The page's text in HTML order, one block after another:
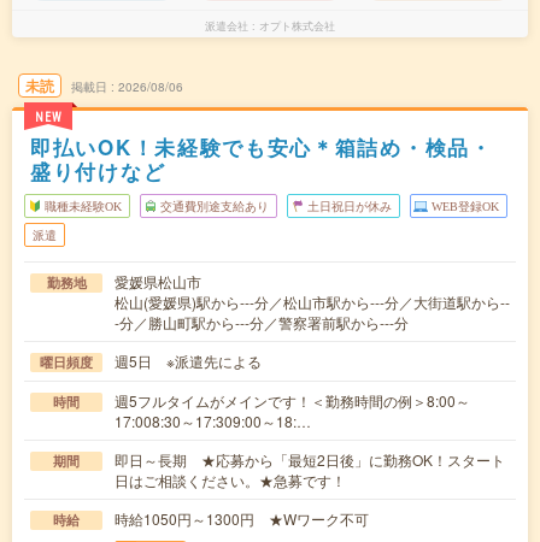
派遣会社 オプト株式会社
未読
NEW
掲載日 2026/08/06
即払いOK！未経験でも安心＊箱詰め・検品・
盛り付けなど
職種未経験OK 交通費別途支給あり 土日祝日が休み WEB登録OK
派遣
勤務地
愛媛県松山市
松山(愛媛県)駅から---分／松山市駅から---分／大街道駅から--
-分／勝山町駅から---分／警察署前駅から---分
曜日頻度 週5日 ※派遣先による
時間
週5フルタイムがメインです！＜勤務時間の例＞8:00～
17:008:30～17:309:00～18:…
期間
即日～長期 ★応募から「最短2日後」に勤務OK！スタート
日はご相談ください。★急募です！
時給 時給1050円～1300円 ★Wワーク不可